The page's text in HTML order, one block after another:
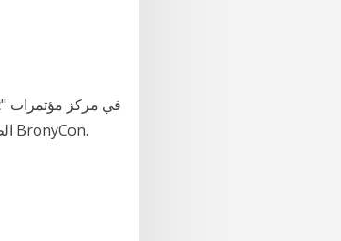
بالتيمور. تعلم المزيد عن bronies و My Little Pony الظاهرة ، وكذلك ما يمكن توقعه في BronyCon.